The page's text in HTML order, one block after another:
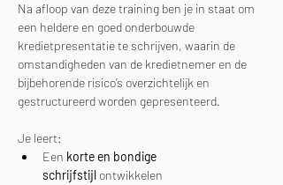
Na afloop van deze training ben je in staat om
een heldere en goed onderbouwde
kredietpresentatie te schrijven, waarin de
omstandigheden van de kredietnemer en de
bijbehorende risico’s overzichtelijk en
gestructureerd worden gepresenteerd.
Je leert:
Een korte en bondige
schrijfstijl ontwikkelen